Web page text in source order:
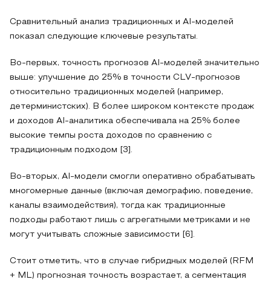
Сравнительный анализ традиционных и AI‑моделей
показал следующие ключевые результаты.
Во‑первых, точность прогнозов AI‑моделей значительно
выше: улучшение до 25% в точности CLV‑прогнозов
относительно традиционных моделей (например,
детерминистских). В более широком контексте продаж
и доходов AI‑аналитика обеспечивала на 25% более
высокие темпы роста доходов по сравнению с
традиционным подходом [3].
Во‑вторых, AI‑модели смогли оперативно обрабатывать
многомерные данные (включая демографию, поведение,
каналы взаимодействия), тогда как традиционные
подходы работают лишь с агрегатными метриками и не
могут учитывать сложные зависимости [6].
Стоит отметить, что в случае гибридных моделей (RFM
+ ML) прогнозная точность возрастает, а сегментация